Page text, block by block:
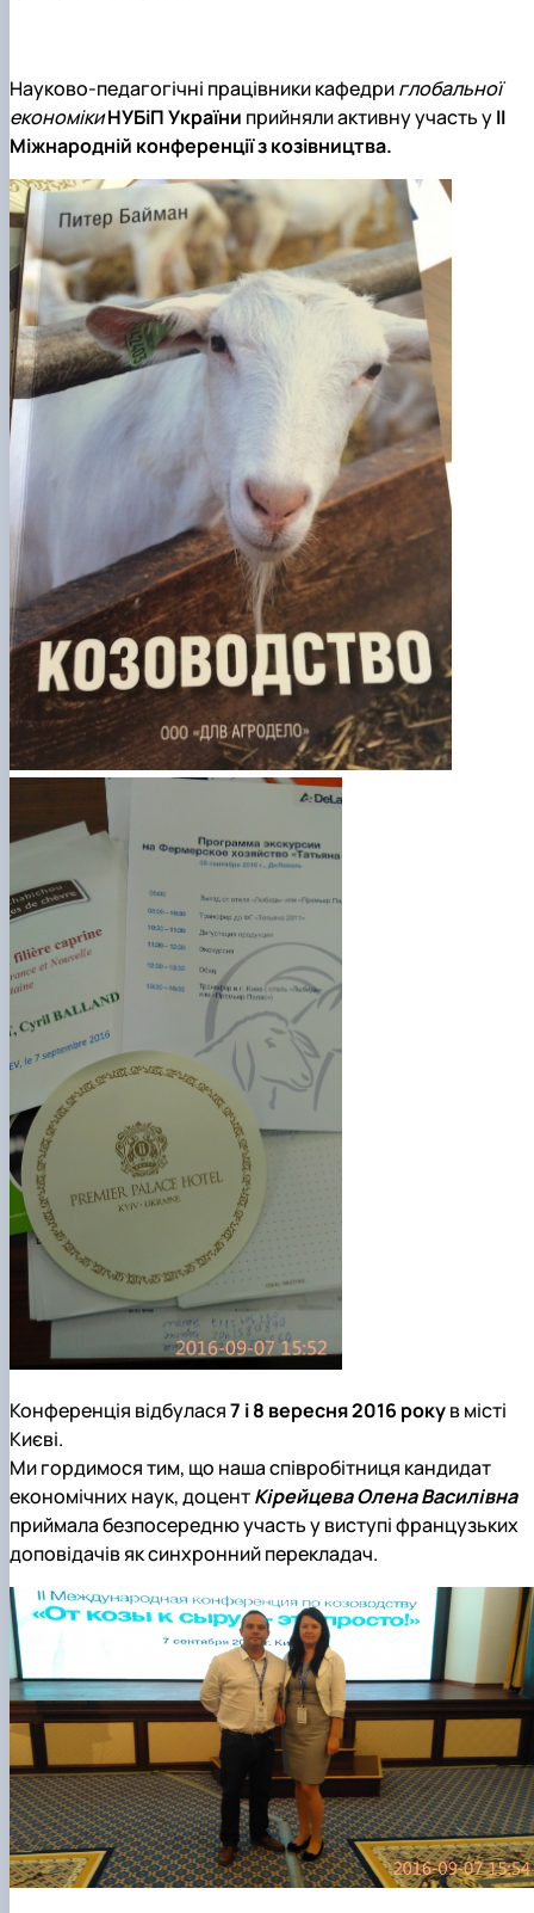
Науково-педагогічні працівники кафедриглобальної
економікиНУБіП України прийняли активну участь уІІ
Міжнародній конференції з козівництва.
Конференція відбулася7 і 8 вересня 2016 рокув місті
Києві.
Ми гордимося тим, що наша співробітниця кандидат
економічних наук, доцентКірейцева Олена Василівна
приймала безпосередню участь у виступі французьких
доповідачів як синхронний перекладач.